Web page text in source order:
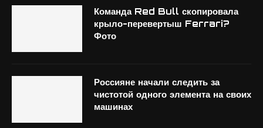
Команда Red Bull скопировала
крыло-перевертыш Ferrari?
Фото
Россияне начали следить за
чистотой одного элемента на своих
машинах